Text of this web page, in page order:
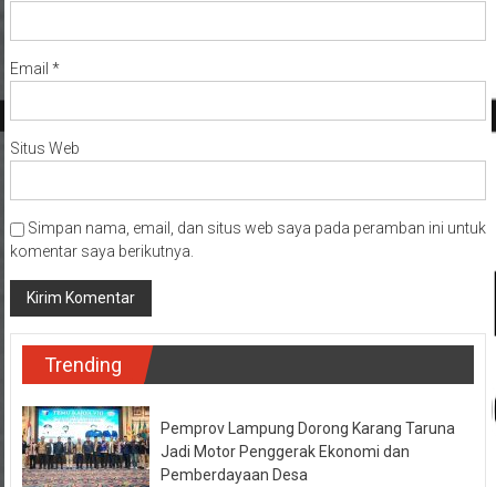
Email *
Situs Web
Simpan nama, email, dan situs web saya pada peramban ini untuk
komentar saya berikutnya.
Trending
Pemprov Lampung Dorong Karang Taruna
Jadi Motor Penggerak Ekonomi dan
Pemberdayaan Desa